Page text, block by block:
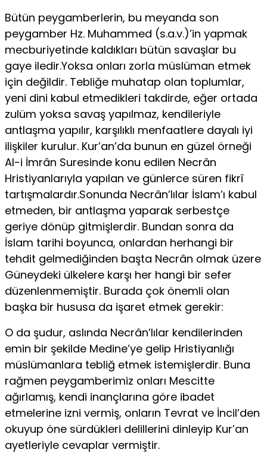
Bütün peygamberlerin, bu meyanda son
peygamber Hz. Muhammed (s.a.v.)’in yapmak
mecburiyetinde kaldıkları bütün savaşlar bu
gaye iledir.Yoksa onları zorla müslüman etmek
için değildir. Tebliğe muhatap olan toplumlar,
yeni dini kabul etmedikleri takdirde, eğer ortada
zulüm yoksa savaş yapılmaz, kendileriyle
antlaşma yapılır, karşılıklı menfaatlere dayalı iyi
ilişkiler kurulur. Kur’an’da bunun en güzel örneği
Al-i İmrân Suresinde konu edilen Necrân
Hristiyanlarıyla yapılan ve günlerce süren fikrî
tartışmalardır.Sonunda Necrân’lılar İslam’ı kabul
etmeden, bir antlaşma yaparak serbestçe
geriye dönüp gitmişlerdir. Bundan sonra da
İslam tarihi boyunca, onlardan herhangi bir
tehdit gelmediğinden başta Necrân olmak üzere
Güneydeki ülkelere karşı her hangi bir sefer
düzenlenmemiştir. Burada çok önemli olan
başka bir hususa da işaret etmek gerekir:
O da şudur, aslında Necrân’lılar kendilerinden
emin bir şekilde Medine’ye gelip Hristiyanlığı
müslümanlara tebliğ etmek istemişlerdir. Buna
rağmen peygamberimiz onları Mescitte
ağırlamış, kendi inançlarına göre ibadet
etmelerine izni vermiş, onların Tevrat ve İncil’den
okuyup öne sürdükleri delillerini dinleyip Kur’an
ayetleriyle cevaplar vermiştir.